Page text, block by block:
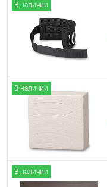
В наличии
В наличии
В наличии